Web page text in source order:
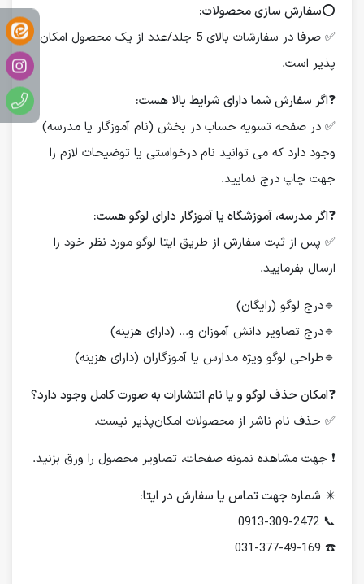
⭕️سفارش سازی محصولات:
✅ صرفا در سفارشات بالای 5 جلد/عدد از یک محصول امکان
پذیر است.
❓اگر سفارش شما دارای شرایط بالا هست:
✅ در صفحه تسویه حساب در بخش (نام آموزگار یا مدرسه)
وجود دارد که می توانید نام درخواستی یا توضیحات لازم را
جهت چاپ درج نمایید.
❓اگر مدرسه، آموزشگاه یا آموزگار دارای لوگو هست:
✅ پس از ثبت سفارش از طریق ایتا لوگو مورد نظر خود را
ارسال بفرمایید.
🔹درج لوگو (رایگان)
🔹درج تصاویر دانش آموزان و... (دارای هزینه)
🔹طراحی لوگو ویژه مدارس یا آموزگاران (دارای هزینه)
❓امکان حذف لوگو و یا نام انتشارات به صورت کامل وجود دارد؟
✅ حذف نام ناشر از محصولات امکان‌پذیر نیست.
❗️ جهت مشاهده نمونه صفحات، تصاویر محصول را ورق بزنید.
✴️ شماره جهت تماس یا سفارش در ایتا:
📞 0913-309-2472
☎️ 031-377-49-169